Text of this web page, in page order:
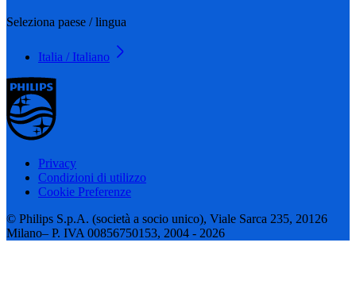
Seleziona paese / lingua
Italia / Italiano
Privacy
Condizioni di utilizzo
Cookie Preferenze
© Philips S.p.A. (società a socio unico), Viale Sarca 235, 20126
Milano– P. IVA 00856750153, 2004 - 2026